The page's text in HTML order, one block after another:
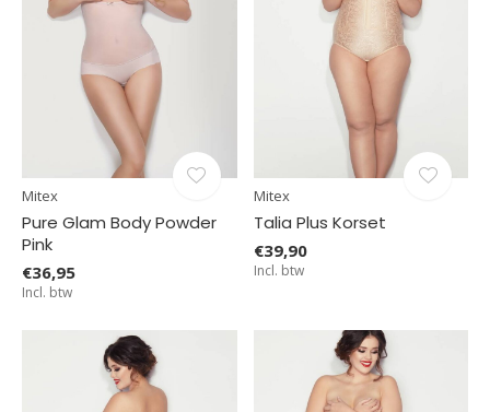
Mitex
Pure Glam Body Powder
Pink
€36,95
Incl. btw
Mitex
Talia Plus Korset
€39,90
Incl. btw